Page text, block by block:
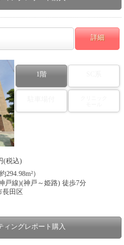
詳細
1階
(税込)
294.98m²）
戸線)(神戸～姫路) 徒歩7分
長田区
ィングレポート購入